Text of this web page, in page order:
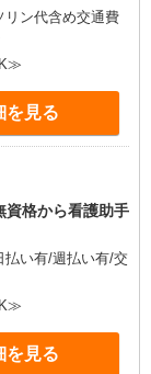
リン代含め交通費
を見る
格から看護助手
い有/週払い有/交
を見る